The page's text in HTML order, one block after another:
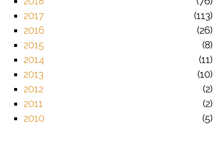
2017
113
2016
26
2015
8
2014
11
2013
10
2012
2
2011
2
2010
5